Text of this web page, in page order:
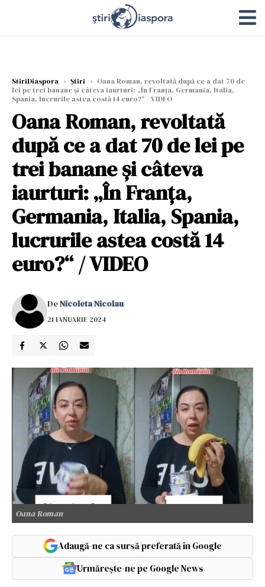
StiriDiaspora › Știri › Oana Roman, revoltată după ce a dat 70 de
lei pe trei banane și câteva iaurturi: „În Franța, Germania, Italia,
Spania, lucrurile astea costă 14 euro?“ / VIDEO
Oana Roman, revoltată
după ce a dat 70 de lei pe
trei banane și câteva
iaurturi: „În Franța,
Germania, Italia, Spania,
lucrurile astea costă 14
euro?“ / VIDEO
DeNicoleta Nicolau
21 IANUARIE 2024
Oana Roman
Adaugă-ne ca sursă preferată în Google
Urmărește-ne pe Google News